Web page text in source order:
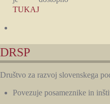
TUKAJ
DRSP
Društvo za razvoj slovenskega
Povezuje posameznike in